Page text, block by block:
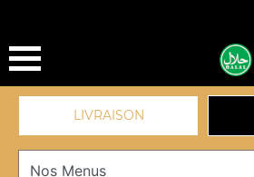
LIVRAISON